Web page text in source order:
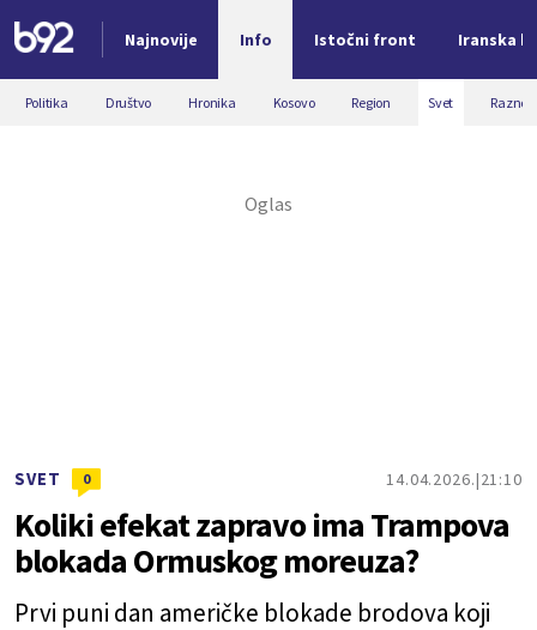
Najnovije Info Istočni front Iranska
Nova vest
Politika Društvo Hronika Kosovo Region Svet Razno
SVET 0 14.04.2026. 21:10
Koliki efekat zapravo ima Trampova
blokada Ormuskog moreuza?
Prvi puni dan američke blokade brodova koji